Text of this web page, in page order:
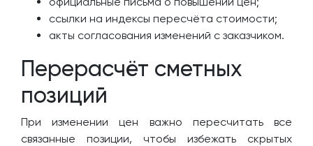
ссылки на индексы пересчёта стоимости;
акты согласования изменений с заказчиком.
Перерасчёт сметных
позиций
При изменении цен важно пересчитать все
связанные позиции, чтобы избежать скрытых